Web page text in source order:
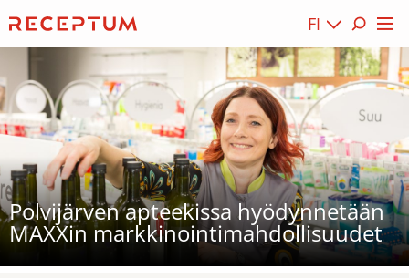
FI
Polvijärven apteekissa hyödynnetään
MAXXin markkinointimahdollisuudet